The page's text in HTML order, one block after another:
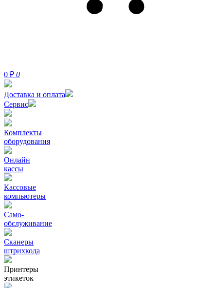
0 ₽ 0
Доставка и оплата
Сервис
Комплекты
оборудования
Онлайн
кассы
Кассовые
компьютеры
Само-
обслуживание
Сканеры
штрихкода
Принтеры
этикеток